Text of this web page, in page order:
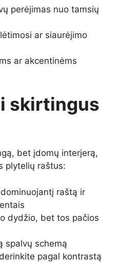
perėjimas nuo tamsių
ar siaurėjimo
ar akcentinėms
skirtingus
bet įdomų interjerą,
plytelių raštus:
raštą ir
dydžio, bet tos pačios
spalvų schemą
pagal kontrastą